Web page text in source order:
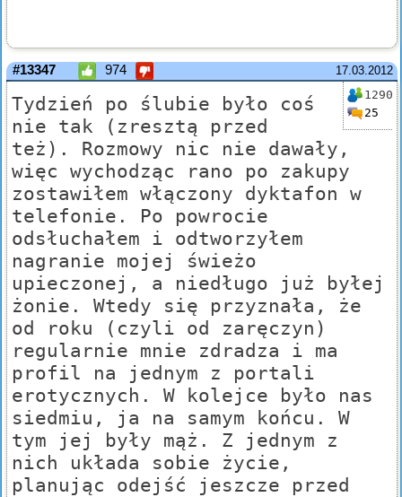
17.03.2012
#13347 974
1290
25
Tydzień po ślubie było coś
nie tak (zresztą przed
też). Rozmowy nic nie dawały,
więc wychodząc rano po zakupy
zostawiłem włączony dyktafon w
telefonie. Po powrocie
odsłuchałem i odtworzyłem
nagranie mojej świeżo
upieczonej, a niedługo już byłej
żonie. Wtedy się przyznała, że
od roku (czyli od zaręczyn)
regularnie mnie zdradza i ma
profil na jednym z portali
erotycznych. W kolejce było nas
siedmiu, ja na samym końcu. W
tym jej były mąż. Z jednym z
nich układa sobie życie,
planując odejść jeszcze przed